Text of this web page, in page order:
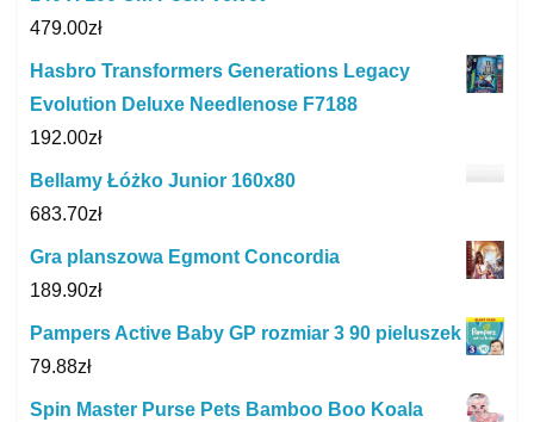
479.00zł
Hasbro Transformers Generations Legacy
Evolution Deluxe Needlenose F7188
192.00zł
Bellamy Łóżko Junior 160x80
683.70zł
Gra planszowa Egmont Concordia
189.90zł
Pampers Active Baby GP rozmiar 3 90 pieluszek
79.88zł
Spin Master Purse Pets Bamboo Boo Koala